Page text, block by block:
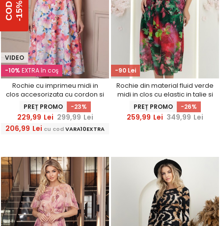
-10% EXTRA în coş
VIDEO
Rochie cu imprimeu midi in
clos accesorizata cu cordon si
buzunare laterale
PREȚ PROMO -23%
229,99 Lei 299,99 Lei
206,99 Lei cu codVARA10EXTRA
-90 Lei
Rochie din material fluid verde
midi in clos cu elastic in talie si
cordon detasabil
PREȚ PROMO -26%
259,99 Lei 349,99 Lei
C
O
D
-
1
5 %